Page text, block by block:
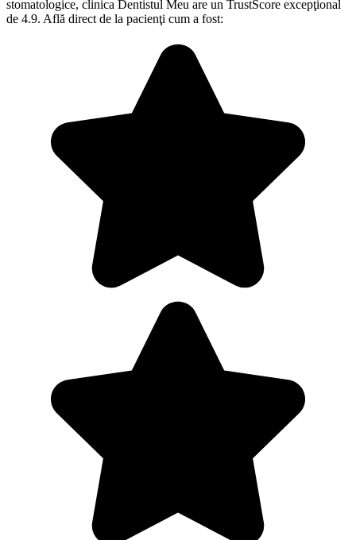
stomatologice, clinica Dentistul Meu are un TrustScore excepţional
de 4.9. Află direct de la pacienţi cum a fost: